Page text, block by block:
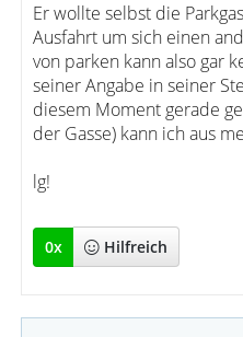
Er wollte selbst die
Ausfahrt um sich einen
von parken kann also gar
seiner Angabe in seiner
diesem Moment gerade
der Gasse) kann ich aus
lg!
0x Hilfreich